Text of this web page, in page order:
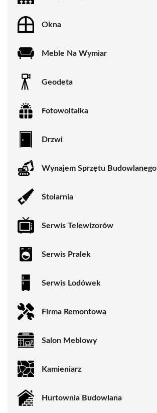
Okna
Meble Na Wymiar
Geodeta
Fotowoltaika
Drzwi
Wynajem Sprzętu Budowlanego
Stolarnia
Serwis Telewizorów
Serwis Pralek
Serwis Lodówek
Firma Remontowa
Salon Meblowy
Kamieniarz
Hurtownia Budowlana